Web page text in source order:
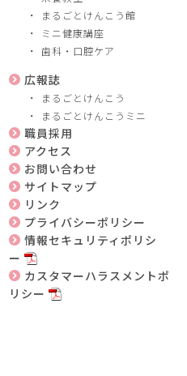
まるごとけんこう館
ミニ健康講座
歯科・口腔ケア
広報誌
まるごとけんこう
まるごとけんこうミニ
職員採用
アクセス
お問い合わせ
サイトマップ
リンク
プライバシーポリシー
情報セキュリティポリシ
ー
カスタマーハラスメントポ
リシー